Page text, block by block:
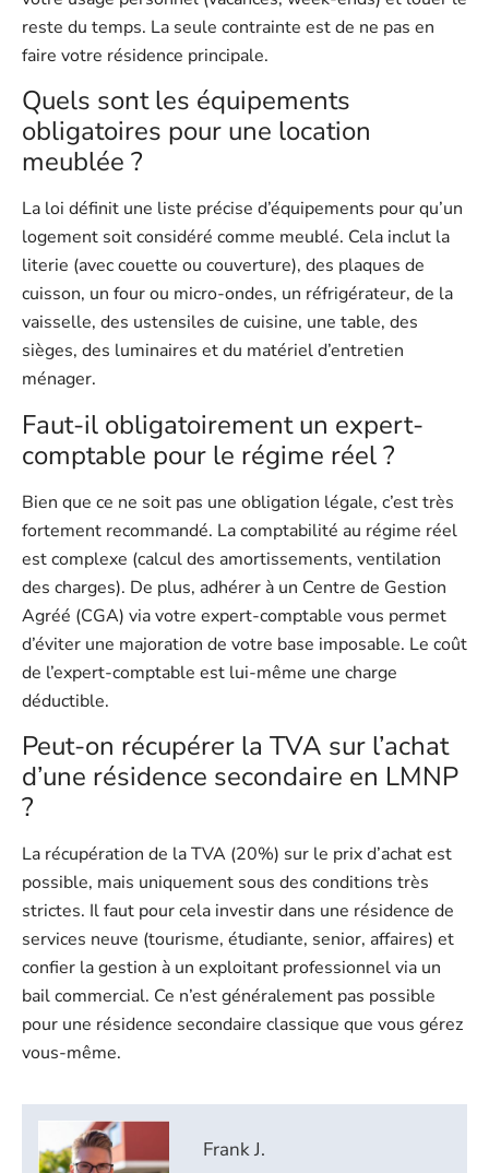
reste du temps. La seule contrainte est de ne pas en
faire votre résidence principale.
Quels sont les équipements
obligatoires pour une location
meublée ?
La loi définit une liste précise d’équipements pour qu’un
logement soit considéré comme meublé. Cela inclut la
literie (avec couette ou couverture), des plaques de
cuisson, un four ou micro-ondes, un réfrigérateur, de la
vaisselle, des ustensiles de cuisine, une table, des
sièges, des luminaires et du matériel d’entretien
ménager.
Faut-il obligatoirement un expert-
comptable pour le régime réel ?
Bien que ce ne soit pas une obligation légale, c’est très
fortement recommandé. La comptabilité au régime réel
est complexe (calcul des amortissements, ventilation
des charges). De plus, adhérer à un Centre de Gestion
Agréé (CGA) via votre expert-comptable vous permet
d’éviter une majoration de votre base imposable. Le coût
de l’expert-comptable est lui-même une charge
déductible.
Peut-on récupérer la TVA sur l’achat
d’une résidence secondaire en LMNP
?
La récupération de la TVA (20%) sur le prix d’achat est
possible, mais uniquement sous des conditions très
strictes. Il faut pour cela investir dans une résidence de
services neuve (tourisme, étudiante, senior, affaires) et
confier la gestion à un exploitant professionnel via un
bail commercial. Ce n’est généralement pas possible
pour une résidence secondaire classique que vous gérez
vous-même.
Frank J.